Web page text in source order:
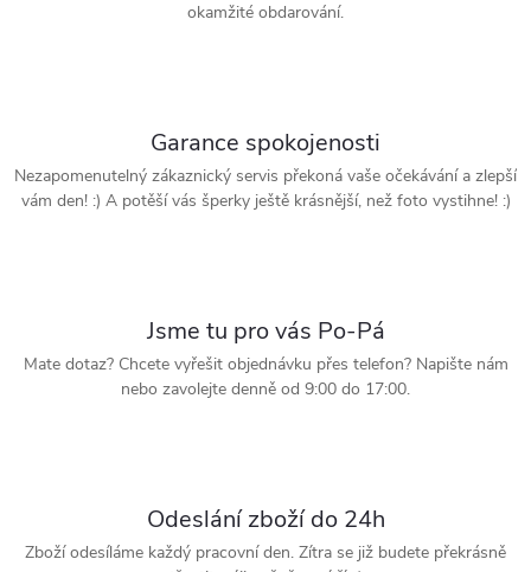
okamžité obdarování.
Garance spokojenosti
Nezapomenutelný zákaznický servis překoná vaše očekávání a zlepší
vám den! :) A potěší vás šperky ještě krásnější, než foto vystihne! :)
Jsme tu pro vás Po-Pá
Mate dotaz? Chcete vyřešit objednávku přes telefon? Napište nám
nebo zavolejte denně od 9:00 do 17:00.
Odeslání zboží do 24h
Zboží odesíláme každý pracovní den. Zítra se již budete překrásně